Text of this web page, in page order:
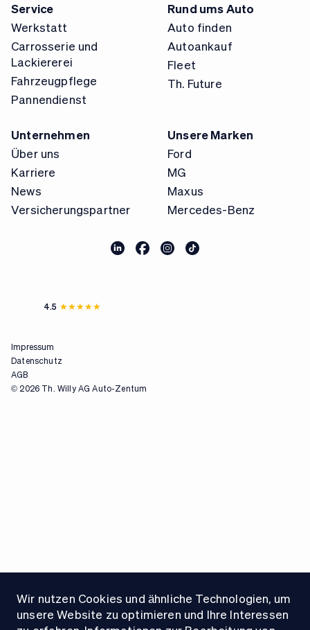
Wir nutzen Cookies und ähnliche Technologien, um
unsere Website zu optimieren und Ihre Interessen
Service
Werkstatt
Carrosserie und
Lackiererei
Fahrzeugpflege
Pannendienst
Rund ums Auto
Auto finden
Autoankauf
Fleet
Th. Future
Unternehmen
Über uns
Karriere
News
Versicherungspartner
Unsere Marken
Ford
MG
Maxus
Mercedes-Benz
© 2026 Th. Willy AG Auto-Zentum
Impressum
Datenschutz
AGB
4.5